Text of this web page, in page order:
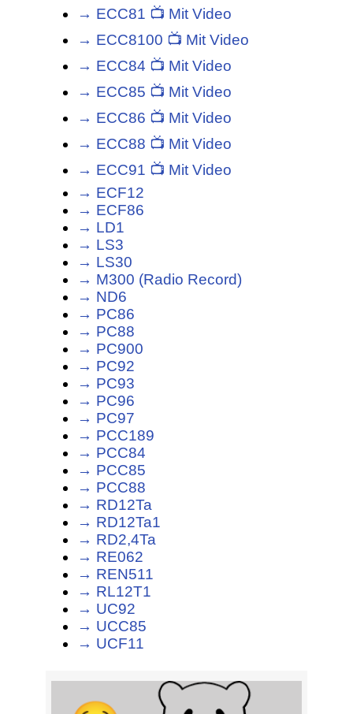
→ ECC81 📺 Mit Video
→ ECC8100 📺 Mit Video
→ ECC84 📺 Mit Video
→ ECC85 📺 Mit Video
→ ECC86 📺 Mit Video
→ ECC88 📺 Mit Video
→ ECC91 📺 Mit Video
→ ECF12
→ ECF86
→ LD1
→ LS3
→ LS30
→ M300 (Radio Record)
→ ND6
→ PC86
→ PC88
→ PC900
→ PC92
→ PC93
→ PC96
→ PC97
→ PCC189
→ PCC84
→ PCC85
→ PCC88
→ RD12Ta
→ RD12Ta1
→ RD2,4Ta
→ RE062
→ REN511
→ RL12T1
→ UC92
→ UCC85
→ UCF11